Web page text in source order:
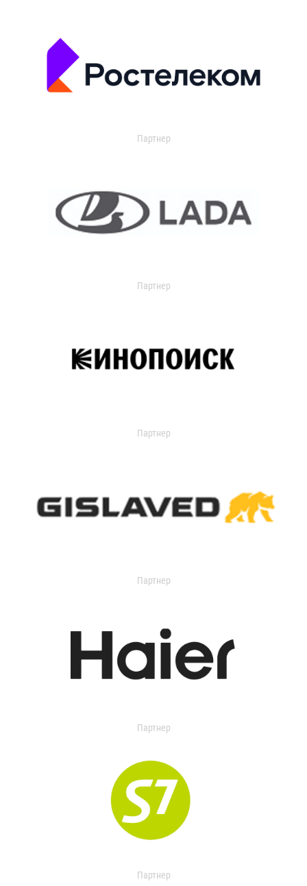
Партнер
Партнер
Партнер
Партнер
Партнер
Партнер